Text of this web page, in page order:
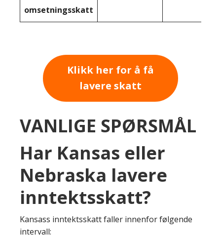
omsetningsskatt
Klikk her for å få
lavere skatt
VANLIGE SPØRSMÅL
Har Kansas eller
Nebraska lavere
inntektsskatt?
Kansass inntektsskatt faller innenfor følgende
intervall: